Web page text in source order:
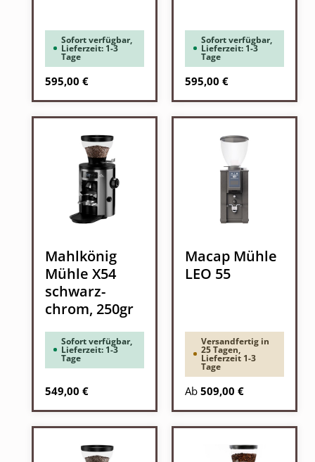
Sofort verfügbar,
Lieferzeit: 1-3
Tage
Regulärer Preis:
595,00 €
Sofort verfügbar,
Lieferzeit: 1-3
Tage
Regulärer Preis:
595,00 €
Mahlkönig
Mühle X54
schwarz-
chrom, 250gr
Sofort verfügbar,
Lieferzeit: 1-3
Tage
Regulärer Preis:
549,00 €
Macap Mühle
LEO 55
Versandfertig in
25 Tagen,
Lieferzeit 1-3
Tage
Regulärer Preis:
Ab 509,00 €